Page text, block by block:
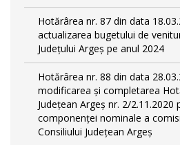
Hotărârea nr. 87 din data
actualizarea bugetului de
Județului Argeș pe anul 2024
Hotărârea nr. 88 din data
modificarea și completarea
Județean Argeș nr. 2/2.11.2020
componenței nominale a
Consiliului Județean Argeș